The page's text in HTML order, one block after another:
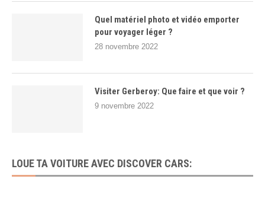
Quel matériel photo et vidéo emporter
pour voyager léger ?
28 novembre 2022
Visiter Gerberoy: Que faire et que voir ?
9 novembre 2022
LOUE TA VOITURE AVEC DISCOVER CARS: